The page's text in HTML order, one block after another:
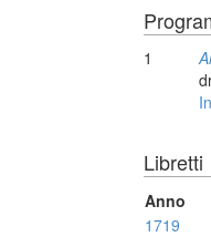
1
Libretti
Anno
1719